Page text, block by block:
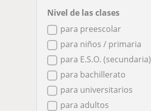
Nivel de las clases
para preescolar
para niños / primaria
para E.S.O. (secundaria)
para bachillerato
para universitarios
para adultos